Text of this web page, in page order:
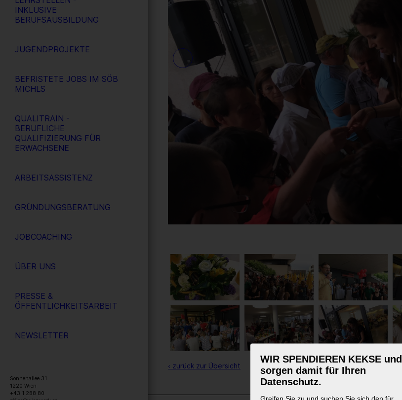
WIR SPENDIEREN KEKSE und
sorgen damit für Ihren
Datenschutz.
Greifen Sie zu und suchen Sie sich den für
INKLUSIVE
BERUFSAUSBILDUNG
JUGENDPROJEKTE
BEFRISTETE JOBS IM SÖB
MICHLS
QUALITRAIN -
BERUFLICHE
QUALIFIZIERUNG FÜR
ERWACHSENE
ARBEITSASSISTENZ
GRÜNDUNGSBERATUNG
JOBCOACHING
ÜBER UNS
PRESSE &
ÖFFENTLICHKEITSARBEIT
NEWSLETTER
Sonnenallee 31
1220 Wien
+43 1 288 80
‹ zurück zur Übersicht